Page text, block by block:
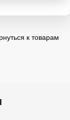
к товарам